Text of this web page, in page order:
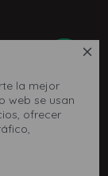

la mejor
web se usan
ofrecer